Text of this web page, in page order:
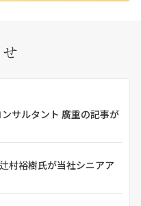
サルタント 廣重の記事が
村裕樹氏が当社シニアア